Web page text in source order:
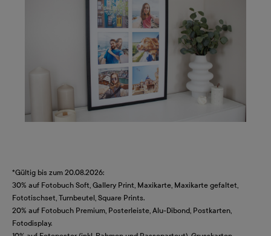
*Gültig bis zum 20.08.2026:
30% auf Fotobuch Soft, Gallery Print, Maxikarte, Maxikarte gefaltet,
Fototischset, Turnbeutel, Square Prints.
20% auf Fotobuch Premium, Posterleiste, Alu-Dibond, Postkarten,
Fotodisplay.